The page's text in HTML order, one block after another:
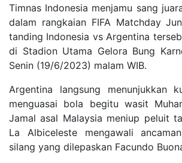
Timnas Indonesia menjamu sang
dalam rangkaian FIFA Matchday
tanding Indonesia vs Argentina
di Stadion Utama Gelora Bung
Senin (19/6/2023) malam WIB.
Argentina langsung menunjukkan
menguasai bola begitu wasit
Jamal asal Malaysia meniup peluit
La Albiceleste mengawali
silang yang dilepaskan Facundo